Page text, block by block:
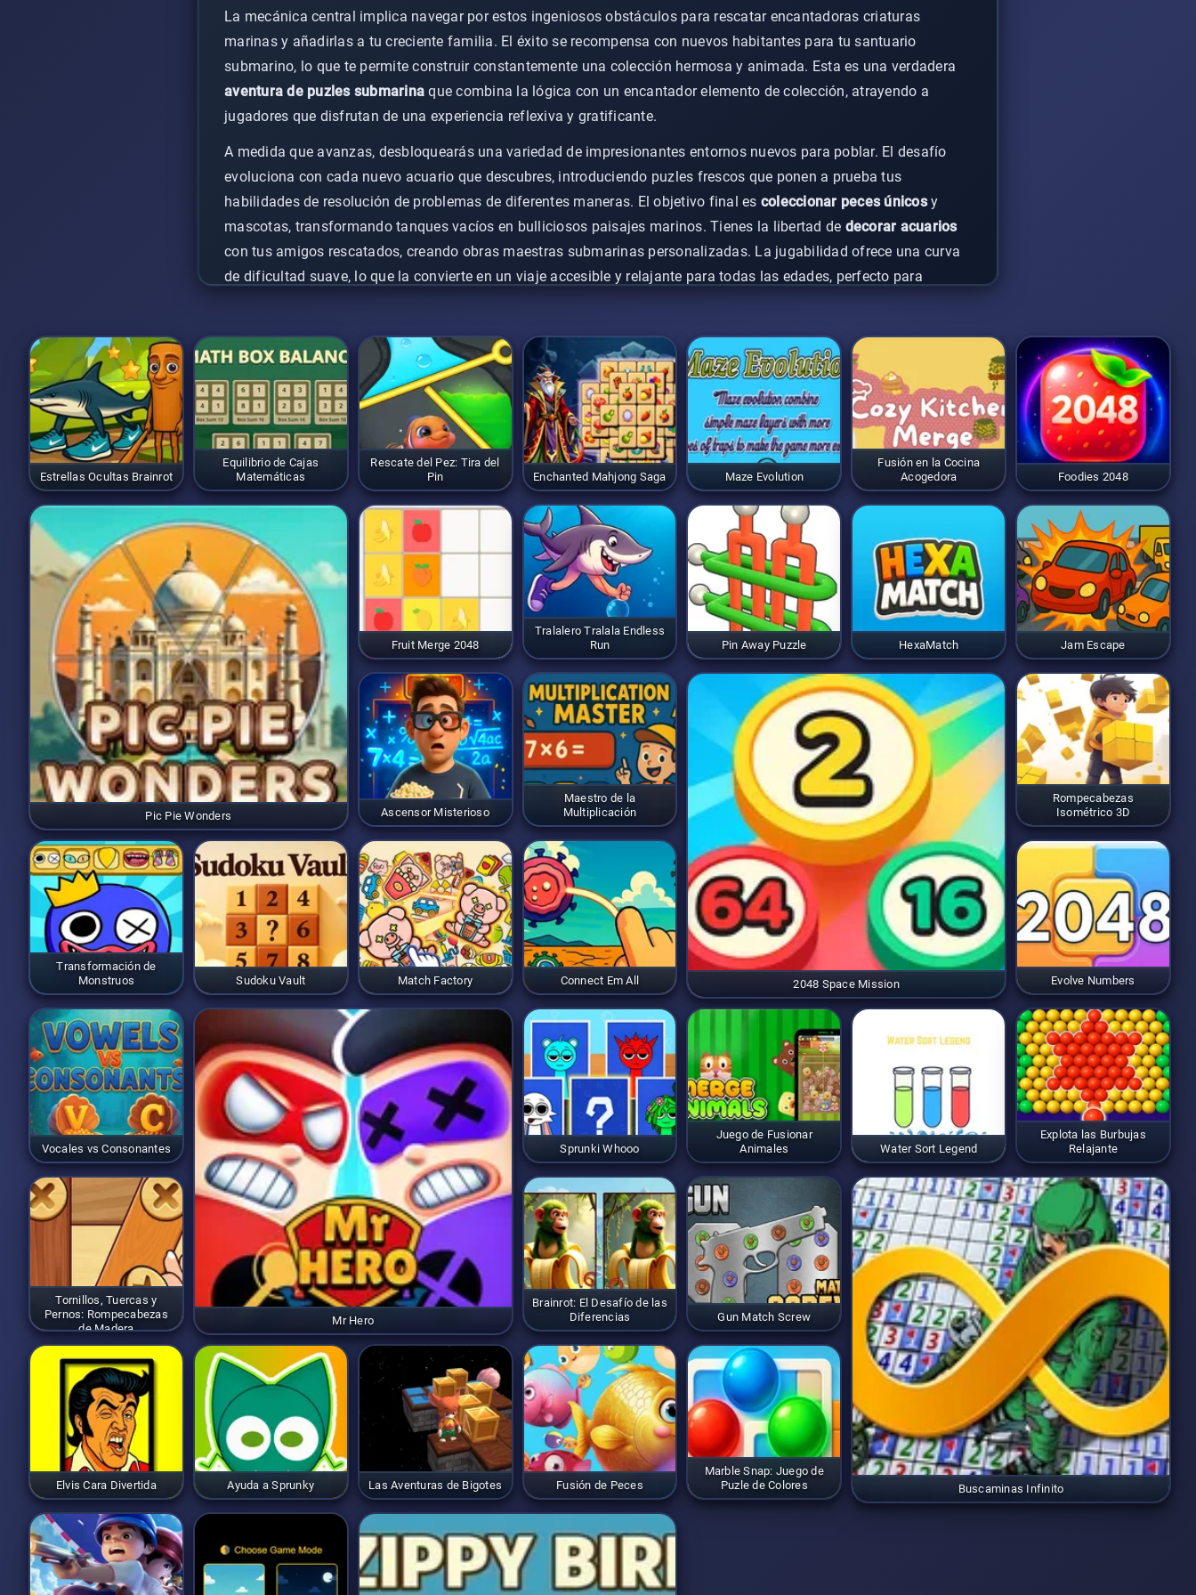
La mecánica central implica navegar por estos ingeniosos obstáculos para rescatar encantadoras criaturas
marinas y añadirlas a tu creciente familia. El éxito se recompensa con nuevos habitantes para tu santuario
submarino, lo que te permite construir constantemente una colección hermosa y animada. Esta es una verdadera
aventura de puzles submarina que combina la lógica con un encantador elemento de colección, atrayendo a
jugadores que disfrutan de una experiencia reflexiva y gratificante.
A medida que avanzas, desbloquearás una variedad de impresionantes entornos nuevos para poblar. El desafío
evoluciona con cada nuevo acuario que descubres, introduciendo puzles frescos que ponen a prueba tus
habilidades de resolución de problemas de diferentes maneras. El objetivo final es coleccionar peces únicosy
mascotas, transformando tanques vacíos en bulliciosos paisajes marinos. Tienes la libertad de decorar acuarios
con tus amigos rescatados, creando obras maestras submarinas personalizadas. La jugabilidad ofrece una curva
de dificultad suave, lo que la convierte en un viaje accesible y relajante para todas las edades, perfecto para
Estrellas Ocultas Brainrot
Equilibrio de Cajas
Matemáticas
Rescate del Pez: Tira del
Pin
Enchanted Mahjong Saga Maze Evolution
Fusión en la Cocina
Acogedora
Foodies 2048
Pic Pie Wonders
Fruit Merge 2048
Tralalero Tralala Endless
Run
Pin Away Puzzle HexaMatch Jam Escape
Ascensor Misterioso
Maestro de la
Multiplicación
2048 Space Mission
Rompecabezas
Isométrico 3D
Transformación de
Monstruos
Sudoku Vault Match Factory Connect Em All Evolve Numbers
Vocales vs Consonantes
Mr Hero
Sprunki Whooo
Juego de Fusionar
Animales
Water Sort Legend
Explota las Burbujas
Relajante
Tornillos, Tuercas y
Pernos: Rompecabezas
de Madera
Brainrot: El Desafío de las
Diferencias
Gun Match Screw
Buscaminas Infinito
Elvis Cara Divertida Ayuda a Sprunky Las Aventuras de Bigotes Fusión de Peces
Marble Snap: Juego de
Puzle de Colores